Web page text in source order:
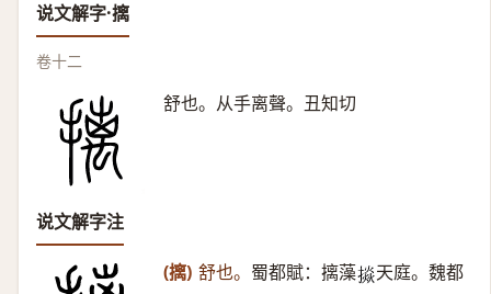
说文解字·摛
卷十二
舒也。从手离聲。丑知切
说文解字注
(摛) 舒也。 蜀都賦：摛藻𢴵 天庭。魏都